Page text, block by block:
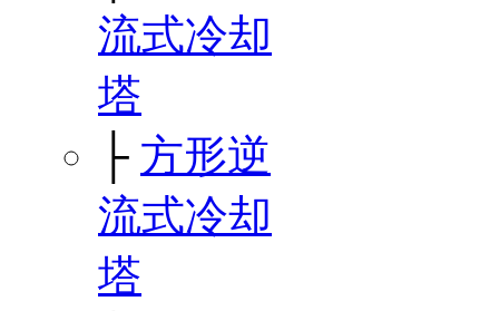
流式冷却
塔
├ 方形逆
流式冷却
塔